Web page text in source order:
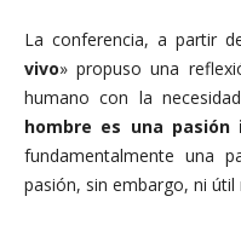
La conferencia, a partir
vivo» propuso una
humano con la
hombre es una pasión
fundamentalmente una
pasión, sin embargo, ni